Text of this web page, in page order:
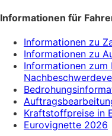
Informationen für
Informationen zu
Informationen zu
Informationen zum
Kraftstoffpreise in
Eurovignette 2026